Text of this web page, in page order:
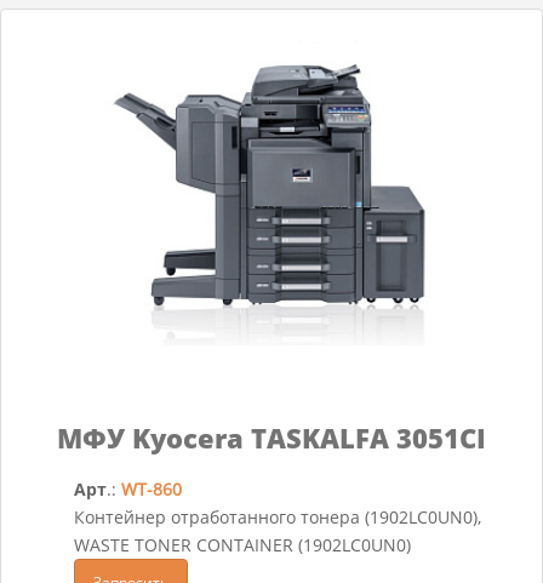
МФУ Kyocera TASKALFA 3051CI
Арт.: WT-860
Контейнер отработанного тонера (1902LC0UN0),
WASTE TONER CONTAINER (1902LC0UN0)